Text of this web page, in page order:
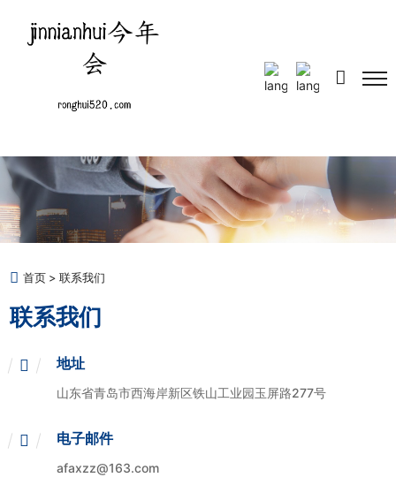
Select Language
首页 联系我们
联系我们
地址
山东省青岛市西海岸新区铁山工业园玉屏路277号
电子邮件
afaxzz@163.com